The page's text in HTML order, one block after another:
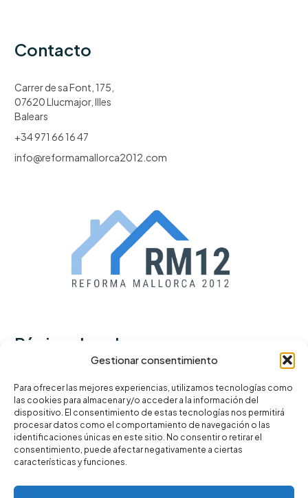
Gestionar consentimiento
Para ofrecer las mejores experiencias, utilizamos tecnologías como
las cookies para almacenar y/o acceder a la información del
dispositivo. El consentimiento de estas tecnologías nos permitirá
procesar datos como el comportamiento de navegación o las
identificaciones únicas en este sitio. No consentir o retirar el
consentimiento, puede afectar negativamente a ciertas
características y funciones.
Contacto
Carrer de sa Font, 175,
07620 Llucmajor, Illes
Balears
+34 971 66 16 47
info@reformamallorca2012.com
Páginas legales
Política de privacidad
Términos y condiciones
Política de cookies